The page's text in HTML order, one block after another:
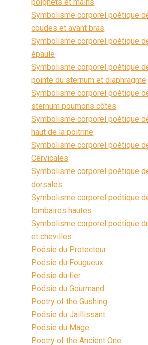
Symbolisme corporel poétique
coudes et avant bras
Symbolisme corporel poétique
épaule
Symbolisme corporel poétique
pointe du sternum et diaphragme
Symbolisme corporel poétique
sternum poumons côtes
Symbolisme corporel poétique
haut de la poitrine
Symbolisme corporel poétique
Cervicales
Symbolisme corporel poétique
dorsales
Symbolisme corporel poétique
lombaires hautes
Symbolisme corporel poétique
et chevilles
Poésie du Protecteur
Poésie du Fougueux
Poésie du fier
Poésie du Gourmand
Poetry of the Gushing
Poésie du Jaillissant
Poésie du Mage
Poetry of the Ancient One